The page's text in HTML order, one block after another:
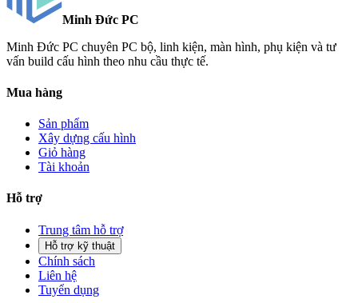
Minh Đức PC
Minh Đức PC chuyên PC bộ, linh kiện, màn hình, phụ kiện và tư
vấn build cấu hình theo nhu cầu thực tế.
Mua hàng
Sản phẩm
Xây dựng cấu hình
Giỏ hàng
Tài khoản
Hỗ trợ
Trung tâm hỗ trợ
Hỗ trợ kỹ thuật
Chính sách
Liên hệ
Tuyển dụng